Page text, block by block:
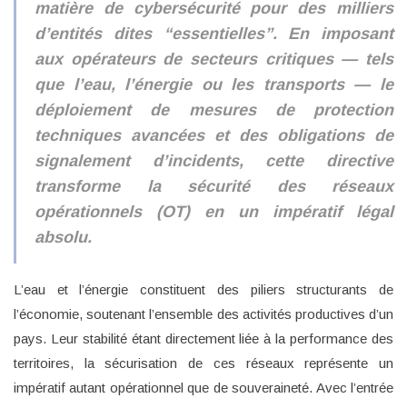
matière de cybersécurité pour des milliers
d’entités dites “essentielles”. En imposant
aux opérateurs de secteurs critiques — tels
que l’eau, l’énergie ou les transports — le
déploiement de mesures de protection
techniques avancées et des obligations de
signalement d’incidents, cette directive
transforme la sécurité des réseaux
opérationnels (OT) en un impératif légal
absolu.
L’eau et l’énergie constituent des piliers structurants de
l’économie, soutenant l’ensemble des activités productives d’un
pays. Leur stabilité étant directement liée à la performance des
territoires, la sécurisation de ces réseaux représente un
impératif autant opérationnel que de souveraineté. Avec l’entrée